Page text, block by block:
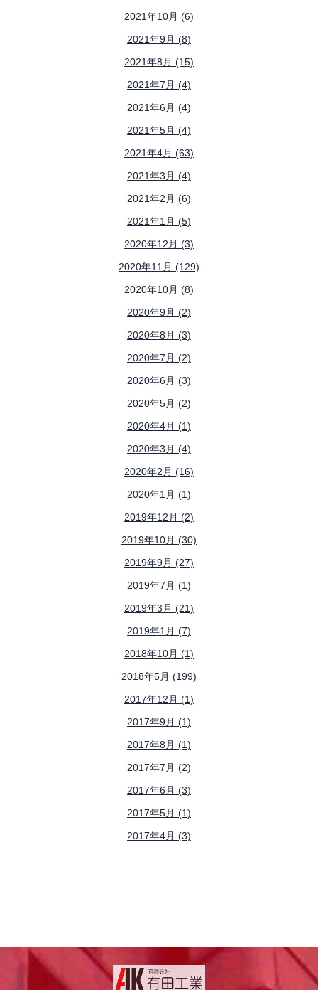
2021年10月 (6)
2021年9月 (8)
2021年8月 (15)
2021年7月 (4)
2021年6月 (4)
2021年5月 (4)
2021年4月 (63)
2021年3月 (4)
2021年2月 (6)
2021年1月 (5)
2020年12月 (3)
2020年11月 (129)
2020年10月 (8)
2020年9月 (2)
2020年8月 (3)
2020年7月 (2)
2020年6月 (3)
2020年5月 (2)
2020年4月 (1)
2020年3月 (4)
2020年2月 (16)
2020年1月 (1)
2019年12月 (2)
2019年10月 (30)
2019年9月 (27)
2019年7月 (1)
2019年3月 (21)
2019年1月 (7)
2018年10月 (1)
2018年5月 (199)
2017年12月 (1)
2017年9月 (1)
2017年8月 (1)
2017年7月 (2)
2017年6月 (3)
2017年5月 (1)
2017年4月 (3)